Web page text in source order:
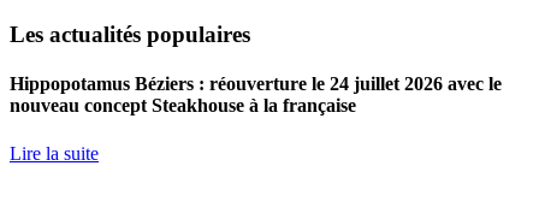
Les actualités populaires
Hippopotamus Béziers : réouverture le 24 juillet 2026 avec le
nouveau concept Steakhouse à la française
Lire la suite